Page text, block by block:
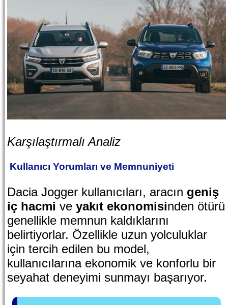
Karşılaştırmalı Analiz
Kullanıcı Yorumları ve Memnuniyeti
Dacia Jogger kullanıcıları, aracın geniş
iç hacmi ve yakıt ekonomisinden ötürü
genellikle memnun kaldıklarını
belirtiyorlar. Özellikle uzun yolculuklar
için tercih edilen bu model,
kullanıcılarına ekonomik ve konforlu bir
seyahat deneyimi sunmayı başarıyor.